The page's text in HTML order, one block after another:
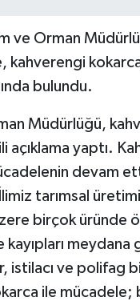
ve Orman
kahverengi
bulundu.
Müdürlüğü,
açıklama yaptı.
devam
tarımsal
birçok üründe
kayıpları meydana
istilacı ve polifag
ile mücadele;